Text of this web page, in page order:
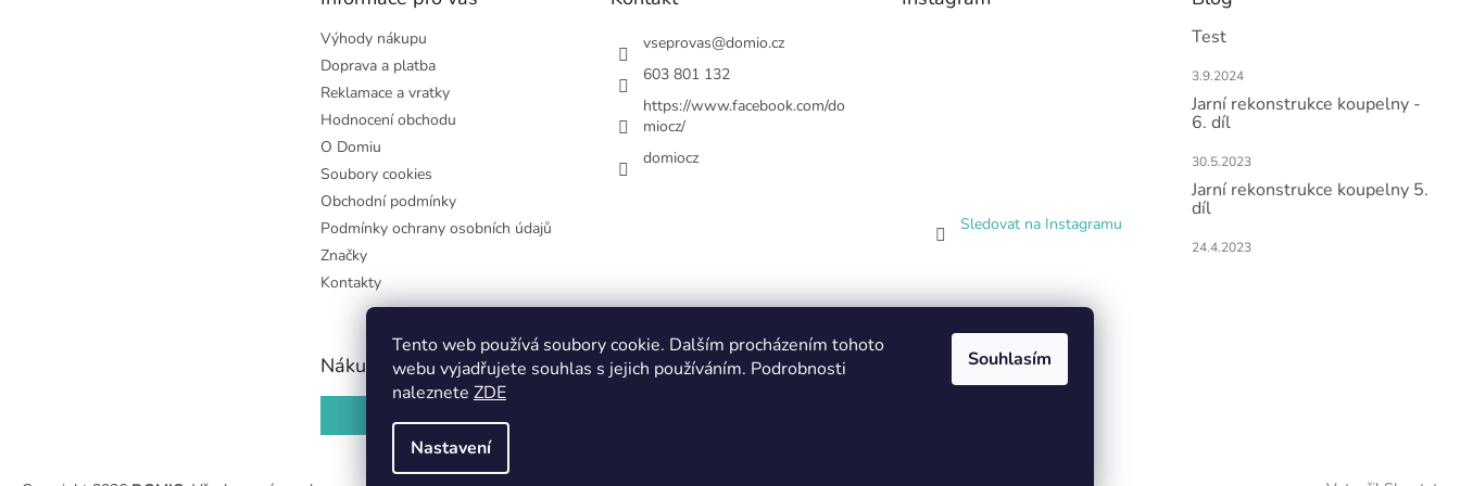
Tento web používá soubory cookie. Dalším procházením tohoto
webu vyjadřujete souhlas s jejich používáním. Podrobnosti
naleznete ZDE
Nastavení
Souhlasím
Výhody nákupu
Doprava a platba
Reklamace a vratky
Hodnocení obchodu
O Domiu
Soubory cookies
Obchodní podmínky
Podmínky ochrany osobních údajů
Značky
Kontakty
vseprovas@domio.cz
603 801 132
https://www.facebook.com/do
miocz/
domiocz
Sledovat na Instagramu
Test
3.9.2024
Jarní rekonstrukce koupelny -
6. díl
30.5.2023
Jarní rekonstrukce koupelny 5.
díl
24.4.2023
Nákupní košík